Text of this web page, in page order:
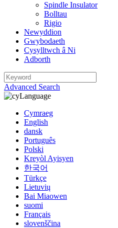
Spindle Insulator
Bolltau
Rigio
Newyddion
Gwybodaeth
Cysylltwch â Ni
Adborth
Advanced Search
Language
Cymraeg
English
dansk
Português
Polski
Kreyòl Ayisyen
한국어
Türkçe
Lietuvių
Bai Miaowen
suomi
Français
slovenščina